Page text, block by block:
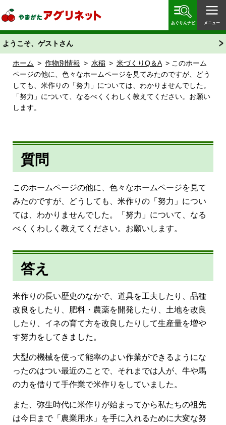
「あぐりん」
あぐりんナビ メニュー
ようこそ、ゲストさん
ホーム > 作物別情報 > 水稲 > 米づくりQ＆A > このホーム
ページの他に、色々なホームページを見てみたのですが、どう
しても、米作りの「努力」については、わかりませんでした。
「努力」について、なるべくくわしく教えてください。お願い
します。
質問
このホームページの他に、色々なホームページを見て
みたのですが、どうしても、米作りの「努力」につい
ては、わかりませんでした。「努力」について、なる
べくくわしく教えてください。お願いします。
答え
米作りの長い歴史のなかで、道具を工夫したり、品種
改良をしたり、肥料・農薬を開発したり、土地を改良
したり、イネの育て方を改良したりして生産量を増や
す努力をしてきました。
大型の機械を使って能率のよい作業ができるようにな
ったのはつい最近のことで、それまでは人が、牛や馬
の力を借りて手作業で米作りをしていました。
また、弥生時代に米作りが始まってから私たちの祖先
は今日まで「農業用水」を手に入れるために大変な努